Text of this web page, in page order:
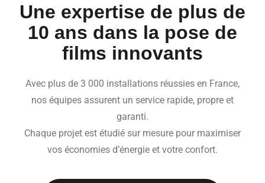
Une expertise de plus de
10 ans dans la pose de
films innovants
Avec plus de 3 000 installations réussies en France,
nos équipes assurent un service rapide, propre et
garanti.
Chaque projet est étudié sur mesure pour maximiser
vos économies d’énergie et votre confort.